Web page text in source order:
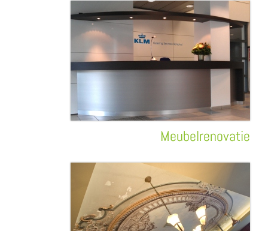
Meubelrenovatie